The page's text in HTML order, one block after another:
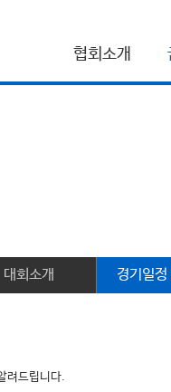
협회소개
대회소개 경기일
려드립니다.